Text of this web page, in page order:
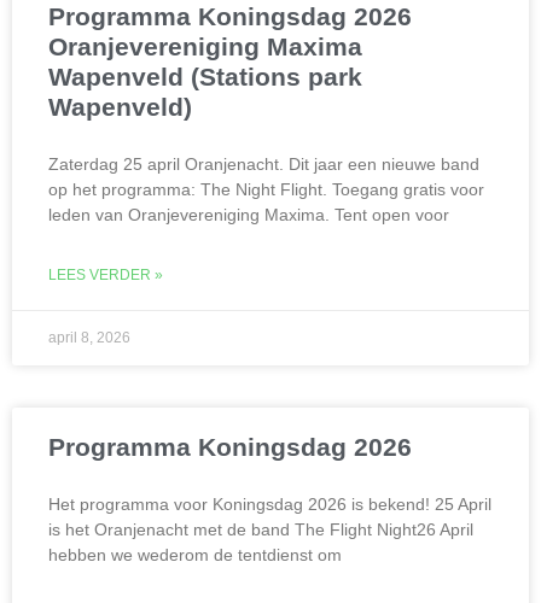
Programma Koningsdag 2026
Oranjevereniging Maxima
Wapenveld (Stations park
Wapenveld)
Zaterdag 25 april Oranjenacht. Dit jaar een nieuwe band
op het programma: The Night Flight. Toegang gratis voor
leden van Oranjevereniging Maxima. Tent open voor
LEES VERDER »
april 8, 2026
Programma Koningsdag 2026
Het programma voor Koningsdag 2026 is bekend! 25 April
is het Oranjenacht met de band The Flight Night26 April
hebben we wederom de tentdienst om